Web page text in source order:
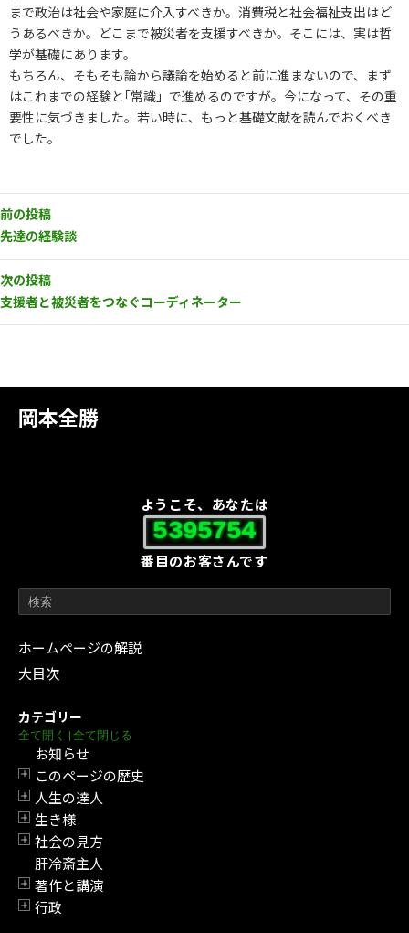
岡本全勝
ようこそ、あなたは
5395754
番目のお客さんです
ホームページの解説
大目次
カテゴリー
全て開く | 全て閉じる
お知らせ
開閉
このページの歴史
開閉
人生の達人
開閉
生き様
開閉
社会の見方
肝冷斎主人
開閉
著作と講演
開閉
行政
まで政治は社会や家庭に介入すべきか。消費税と社会福祉支出はど
うあるべきか。どこまで被災者を支援すべきか。そこには、実は哲
学が基礎にあります。
もちろん、そもそも論から議論を始めると前に進まないので、まず
はこれまでの経験と｢常識」で進めるのですが。今になって、その重
要性に気づきました。若い時に、もっと基礎文献を読んでおくべき
でした。
前の投稿
先達の経験談
次の投稿
支援者と被災者をつなぐコーディネーター